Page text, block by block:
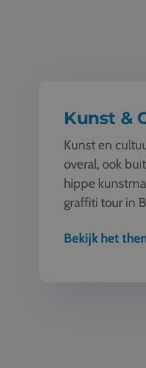
Kunst &
Kunst en
overal, ook
hippe
graffiti tour in
Bekijk het